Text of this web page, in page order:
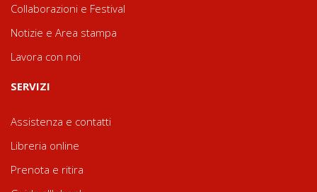
Collaborazioni e Festival
Notizie e Area stampa
Lavora con noi
SERVIZI
Assistenza e contatti
Libreria online
Prenota e ritira